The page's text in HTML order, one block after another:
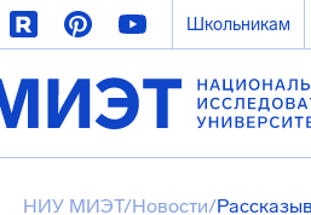
Школьникам
НИУ МИЭТ/Новости/